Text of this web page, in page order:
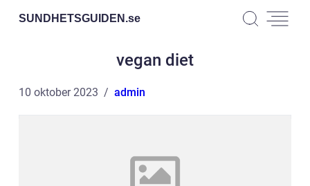
SUNDHETSGUIDEN.se
vegan diet
10 oktober 2023 admin